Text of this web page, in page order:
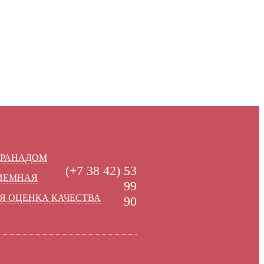
ОЦЕНКА КАЧЕСТВА
(+7 38 42) 53
99
90